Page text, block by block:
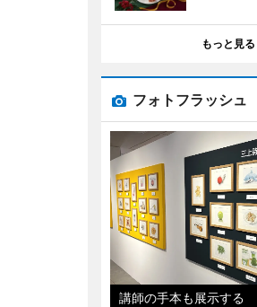
もっと見る
フォトフラッシュ
講師の手本も展示する